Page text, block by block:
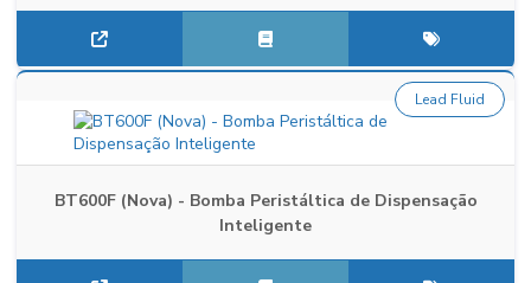
BT600F (Nova) - Bomba Peristáltica de Dispensação
Inteligente
Lead Fluid